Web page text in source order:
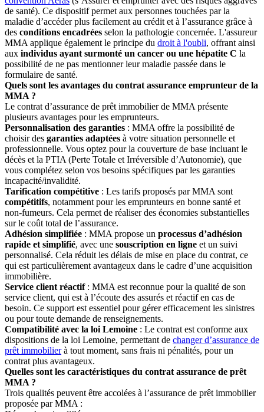
de santé). Ce dispositif permet aux personnes touchées par la
maladie d’accéder plus facilement au crédit et à l’assurance grâce à
des conditions encadrées selon la pathologie concernée. L'assureur
MMA applique également le principe du droit à l'oubli, offrant ainsi
aux individus ayant surmonté un cancer ou une hépatite C la
possibilité de ne pas mentionner leur maladie passée dans le
formulaire de santé.
Quels sont les avantages du contrat assurance emprunteur de la
MMA ?
Le contrat d’assurance de prêt immobilier de MMA présente
plusieurs avantages pour les emprunteurs.
Personnalisation des garanties : MMA offre la possibilité de
choisir des garanties adaptées à votre situation personnelle et
professionnelle. Vous optez pour la couverture de base incluant le
décès et la PTIA (Perte Totale et Irréversible d’Autonomie), que
vous complétez selon vos besoins spécifiques par les garanties
incapacité/invalidité.
Tarification compétitive : Les tarifs proposés par MMA sont
compétitifs, notamment pour les emprunteurs en bonne santé et
non-fumeurs. Cela permet de réaliser des économies substantielles
sur le coût total de l’assurance.
Adhésion simplifiée : MMA propose un processus d’adhésion
rapide et simplifié, avec une souscription en ligne et un suivi
personnalisé. Cela réduit les délais de mise en place du contrat, ce
qui est particulièrement avantageux dans le cadre d’une acquisition
immobilière.
Service client réactif: MMA est reconnue pour la qualité de son
service client, qui est à l’écoute des assurés et réactif en cas de
besoin. Ce support est essentiel pour gérer efficacement les sinistres
ou pour toute demande de renseignements.
Compatibilité avec la loi Lemoine : Le contrat est conforme aux
dispositions de la loi Lemoine, permettant de changer d’assurance de
prêt immobilierà tout moment, sans frais ni pénalités, pour un
contrat plus avantageux.
Quelles sont les caractéristiques du contrat assurance de prêt
MMA ?
Trois qualités peuvent être accolées à l’assurance de prêt immobilier
proposée par MMA :